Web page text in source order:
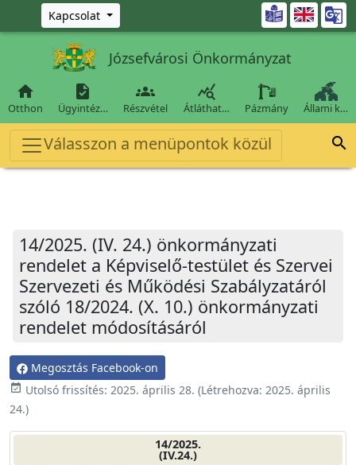
Ugrás a fő tartalomra
Kapcsolat 
Józsefvárosi Önkormányzat

Otthon

Ügyintéz…

Részvétel

Átláthat… Pázmány Állami k…
Válasszon a menüpontok közül 
14/2025. (IV. 24.) önkormányzati
rendelet a Képviselő-testület és Szervei
Szervezeti és Működési Szabályzatáról
szóló 18/2024. (X. 10.) önkormányzati
rendelet módosításáról
Megosztás Facebook-on
event_available Utolsó frissítés: 2025. április 28. (Létrehozva: 2025. április
24.)
14/2025.
(IV.24.)